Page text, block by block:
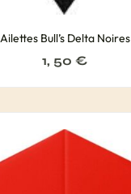
Ailettes Bull’s Delta Noires
1, 50 €